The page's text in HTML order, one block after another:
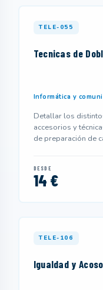
TELE-055
Tecnicas de
Informática y
Detallar los
accesorios y
de preparación de
DESDE
14 €
TELE-106
Igualdad y Acoso